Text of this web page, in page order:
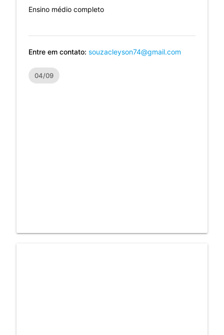
Ensino médio completo
Entre em contato: souzacleyson74@gmail.com
04/09